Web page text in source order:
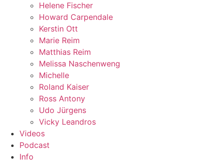
Helene Fischer
Howard Carpendale
Kerstin Ott
Marie Reim
Matthias Reim
Melissa Naschenweng
Michelle
Roland Kaiser
Ross Antony
Udo Jürgens
Vicky Leandros
Videos
Podcast
Info